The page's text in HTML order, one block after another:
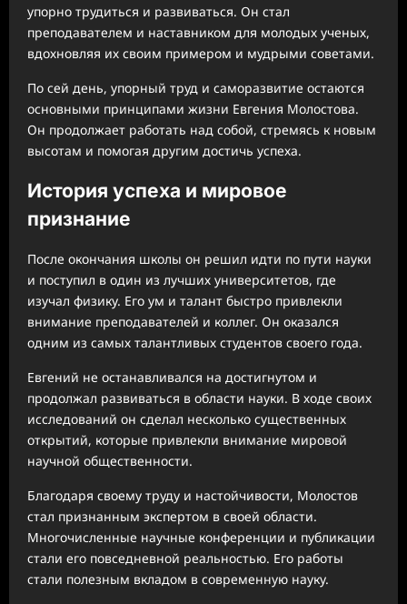
упорно трудиться и развиваться. Он стал
преподавателем и наставником для молодых ученых,
вдохновляя их своим примером и мудрыми советами.
По сей день, упорный труд и саморазвитие остаются
основными принципами жизни Евгения Молостова.
Он продолжает работать над собой, стремясь к новым
высотам и помогая другим достичь успеха.
История успеха и мировое
признание
После окончания школы он решил идти по пути науки
и поступил в один из лучших университетов, где
изучал физику. Его ум и талант быстро привлекли
внимание преподавателей и коллег. Он оказался
одним из самых талантливых студентов своего года.
Евгений не останавливался на достигнутом и
продолжал развиваться в области науки. В ходе своих
исследований он сделал несколько существенных
открытий, которые привлекли внимание мировой
научной общественности.
Благодаря своему труду и настойчивости, Молостов
стал признанным экспертом в своей области.
Многочисленные научные конференции и публикации
стали его повседневной реальностью. Его работы
стали полезным вкладом в современную науку.